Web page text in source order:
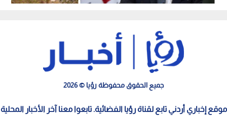
جميع الحقوق محفوظة رؤيا © 2026
موقع إخباري أردني تابع لقناة رؤيا الفضائية. تابعوا معنا آخر الأخبار المحلية